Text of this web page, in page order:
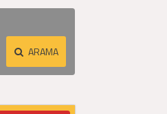
ARAMA